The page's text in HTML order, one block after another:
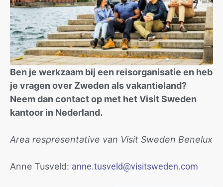
Ben je werkzaam bij een reisorganisatie en heb
je vragen over Zweden als vakantieland?
Neem dan contact op met het Visit Sweden
kantoor in Nederland.
Area respresentative van Visit Sweden Benelux
Anne Tusveld: anne.tusveld@visitsweden.com